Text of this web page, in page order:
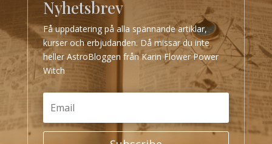
Nyhetsbrev
Få uppdatering på alla spännande artiklar,
kurser och erbjudanden. Då missar du inte
heller AstroBloggen från Karin Flower Power
Witch